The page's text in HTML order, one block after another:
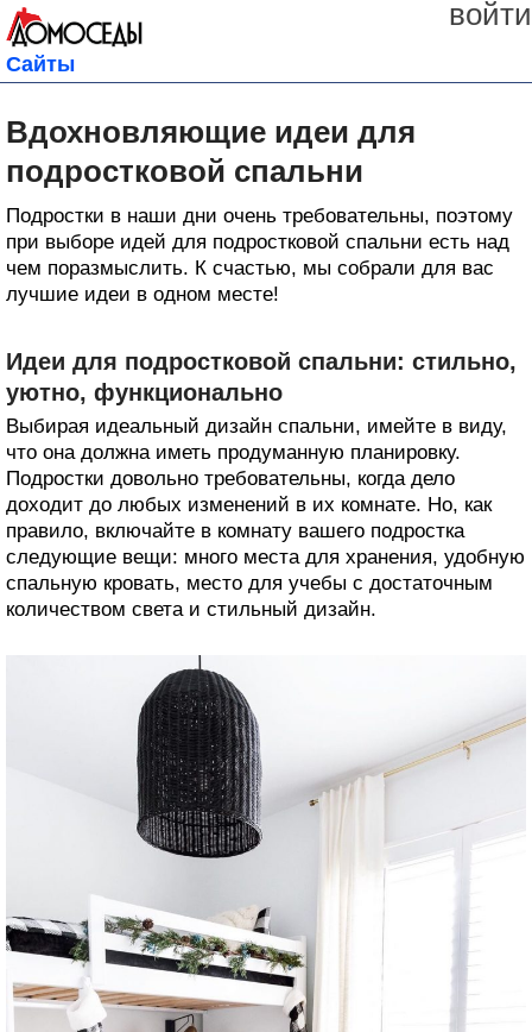
войти
Сайты
Вдохновляющие идеи для
подростковой спальни
Подростки в наши дни очень требовательны, поэтому
при выборе идей для подростковой спальни есть над
чем поразмыслить. К счастью, мы собрали для вас
лучшие идеи в одном месте!
Идеи для подростковой спальни: стильно,
уютно, функционально
Выбирая идеальный дизайн спальни, имейте в виду,
что она должна иметь продуманную планировку.
Подростки довольно требовательны, когда дело
доходит до любых изменений в их комнате. Но, как
правило, включайте в комнату вашего подростка
следующие вещи: много места для хранения, удобную
спальную кровать, место для учебы с достаточным
количеством света и стильный дизайн.